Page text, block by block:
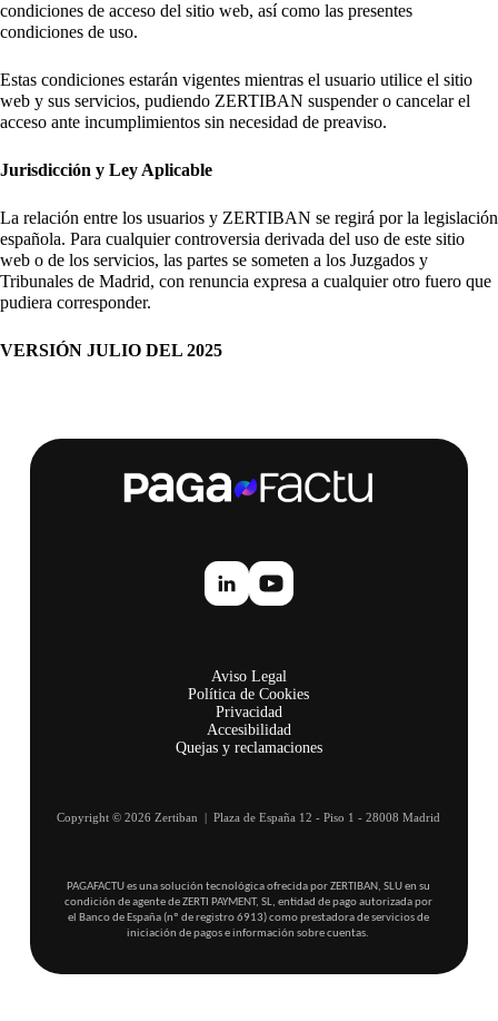
condiciones de acceso del sitio web, así como las presentes
condiciones de uso.
Estas condiciones estarán vigentes mientras el usuario utilice el sitio
web y sus servicios, pudiendo ZERTIBAN suspender o cancelar el
acceso ante incumplimientos sin necesidad de preaviso.
Jurisdicción y Ley Aplicable
La relación entre los usuarios y ZERTIBAN se regirá por la legislación
española. Para cualquier controversia derivada del uso de este sitio
web o de los servicios, las partes se someten a los Juzgados y
Tribunales de Madrid, con renuncia expresa a cualquier otro fuero que
pudiera corresponder.
VERSIÓN JULIO DEL 2025
Aviso Legal
Política de Cookies
Privacidad
Accesibilidad
Quejas y reclamaciones
Copyright © 2026 Zertiban | Plaza de España 12 - Piso 1 - 28008 Madrid
PAGAFACTU es una solución tecnológica ofrecida por ZERTIBAN, SLU en su
condición de agente de ZERTI PAYMENT, SL, entidad de pago autorizada por
el Banco de España (nº de registro 6913) como prestadora de servicios de
iniciación de pagos e información sobre cuentas.